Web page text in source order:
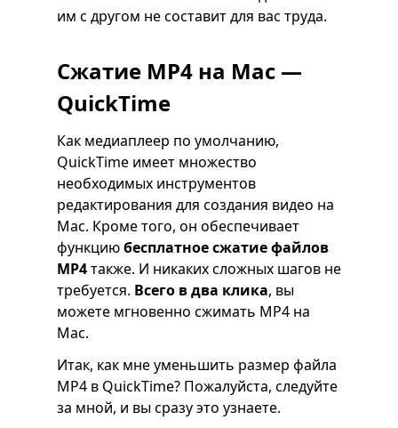
им с другом не составит для вас труда.
Сжатие MP4 на Mac —
QuickTime
Как медиаплеер по умолчанию,
QuickTime имеет множество
необходимых инструментов
редактирования для создания видео на
Mac. Кроме того, он обеспечивает
функциюбесплатное сжатие файлов
MP4также. И никаких сложных шагов не
требуется. Всего в два клика, вы
можете мгновенно сжимать MP4 на
Mac.
Итак, как мне уменьшить размер файла
MP4 в QuickTime? Пожалуйста, следуйте
за мной, и вы сразу это узнаете.